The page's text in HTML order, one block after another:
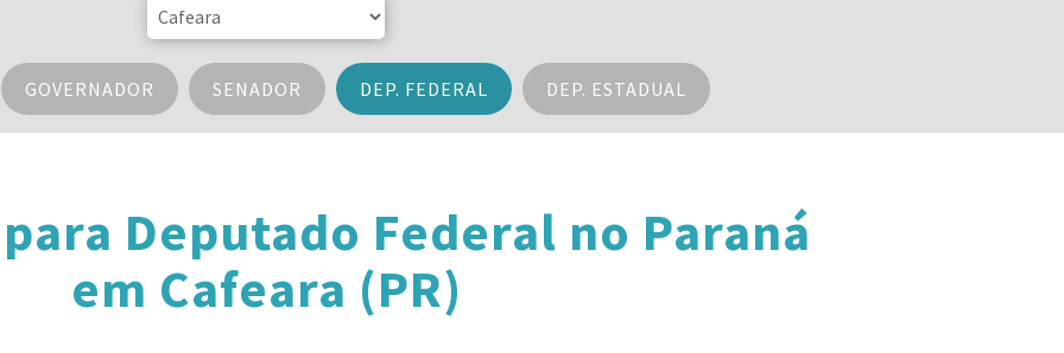
GOVERNADOR SENADOR DEP. FEDERAL DEP. ESTADUAL
Deputado Federal no Paraná
em Cafeara (PR)